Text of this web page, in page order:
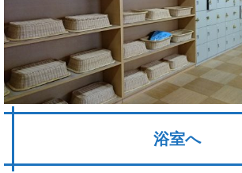
浴室へ